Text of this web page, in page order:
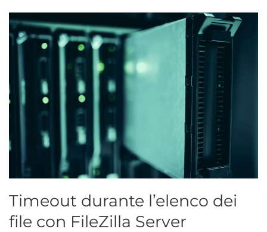
Timeout durante l’elenco dei
file con FileZilla Server